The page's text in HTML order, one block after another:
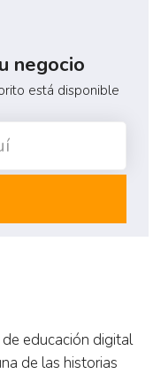
negocio
está disponible
educación digital
de las historias